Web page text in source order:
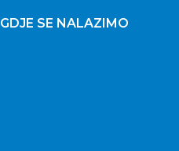
GDJE SE NALAZIMO